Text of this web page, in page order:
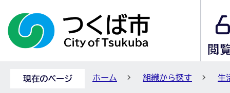
現在のページ ホーム 組織から探す 生